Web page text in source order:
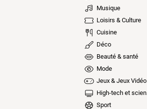
Musique
Loisirs & Culture
Cuisine
Déco
Beauté & santé
Mode
Jeux & Jeux Vidéo
High-tech et sciences
Sport